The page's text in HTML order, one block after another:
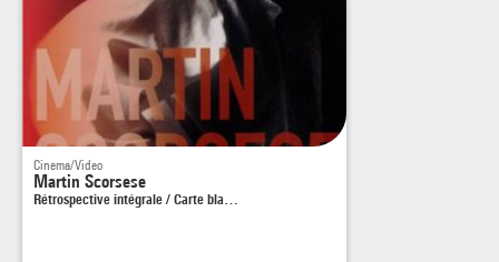
Scorsese, entretiens avec M. H. W., Éditions du Centre
Pompidou/Cahiers du cinéma, 2005
Samedi 26 novembre à 17h30, samedi 17 décembre à 20h,
dimanche 1er janvier à 17h30.
Cinema/Video
Martin Scorsese
Rétrospective intégrale / Carte bla…